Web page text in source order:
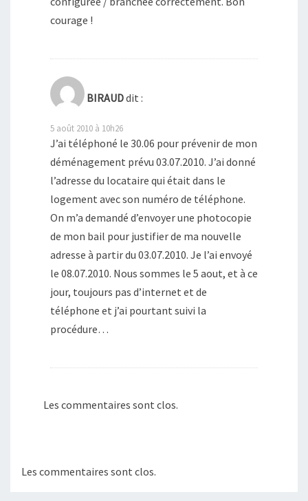
courage !
BIRAUDdit :
5 août 2010 à 10h26
J’ai téléphoné le 30.06 pour prévenir de mon
déménagement prévu 03.07.2010. J’ai donné
l’adresse du locataire qui était dans le
logement avec son numéro de téléphone.
On m’a demandé d’envoyer une photocopie
de mon bail pour justifier de ma nouvelle
adresse à partir du 03.07.2010. Je l’ai envoyé
le 08.07.2010. Nous sommes le 5 aout, et à ce
jour, toujours pas d’internet et de
téléphone et j’ai pourtant suivi la
procédure…
Les commentaires sont clos.
Les commentaires sont clos.